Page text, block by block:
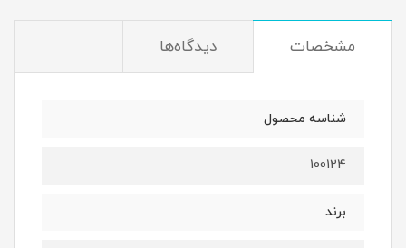
مشخصات دیدگاه‌ها
شناسه محصول
100124
برند